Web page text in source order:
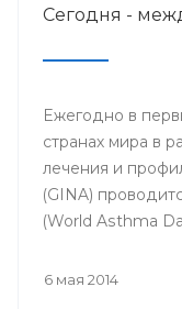
Сегодня -
Ежегодно в
странах мира в
лечения и
(GINA)
(World Asthma
6 мая 2014